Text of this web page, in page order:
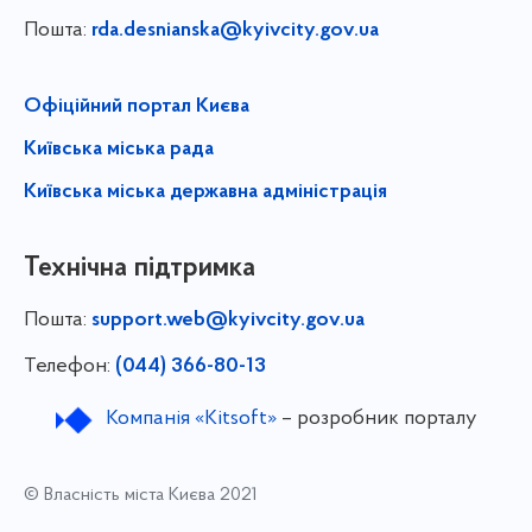
Пошта: rda.desnianska@kyivcity.gov.ua
Офіційний портал Києва
Київська міська рада
Київська міська державна адміністрація
Технічна підтримка
Пошта: support.web@kyivcity.gov.ua
Телефон: (044) 366-80-13
Компанія «Kitsoft»– розробник порталу
© Власність міста Києва 2021